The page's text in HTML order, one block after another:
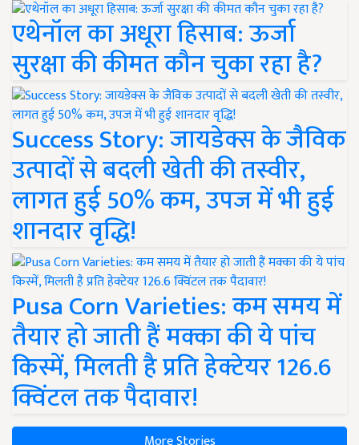
एथेनॉल का अधूरा हिसाब: ऊर्जा
सुरक्षा की कीमत कौन चुका रहा है?
Success Story: जायडेक्स के जैविक
उत्पादों से बदली खेती की तस्वीर,
लागत हुई 50% कम, उपज में भी हुई
शानदार वृद्धि!
Pusa Corn Varieties: कम समय में
तैयार हो जाती हैं मक्का की ये पांच
किस्में, मिलती है प्रति हेक्टेयर 126.6
क्विंटल तक पैदावार!